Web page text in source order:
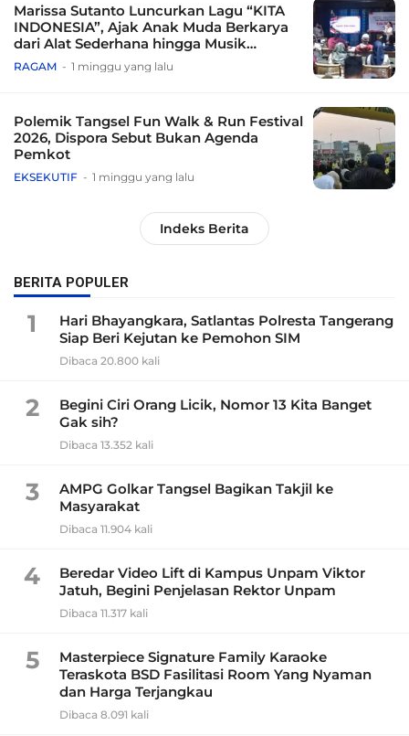
Marissa Sutanto Luncurkan Lagu “KITA
INDONESIA”, Ajak Anak Muda Berkarya
dari Alat Sederhana hingga Musik
Tradisional
RAGAM 1 minggu yang lalu
Polemik Tangsel Fun Walk & Run Festival
2026, Dispora Sebut Bukan Agenda
Pemkot
EKSEKUTIF 1 minggu yang lalu
Indeks Berita
BERITA POPULER
1
Hari Bhayangkara, Satlantas Polresta Tangerang
Siap Beri Kejutan ke Pemohon SIM
Dibaca 20.800 kali
2
Begini Ciri Orang Licik, Nomor 13 Kita Banget
Gak sih?
Dibaca 13.352 kali
3
AMPG Golkar Tangsel Bagikan Takjil ke
Masyarakat
Dibaca 11.904 kali
4
Beredar Video Lift di Kampus Unpam Viktor
Jatuh, Begini Penjelasan Rektor Unpam
Dibaca 11.317 kali
5
Masterpiece Signature Family Karaoke
Teraskota BSD Fasilitasi Room Yang Nyaman
dan Harga Terjangkau
Dibaca 8.091 kali